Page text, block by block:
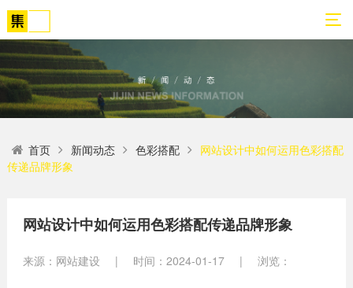
01
关
于
们
公
02
网
站
划
法
03
解
案
高端
04
营
化
05
案
示
网站
06
新
首页 新闻动态 色彩搭配
网站设计中如何运用色彩搭配
传递品牌形象
网站设计中如何运用色彩搭配传递品牌形象
来源：网站建设 | 时间：2024-01-17 | 浏览：